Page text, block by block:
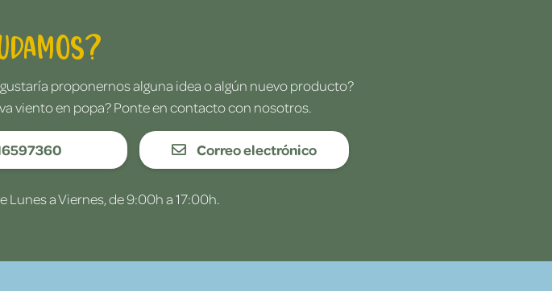
proponernos alguna idea o algún nuevo producto?
viento en popa? Ponte en contacto con nosotros.
Correo electrónico
a Viernes, de 9:00h a 17:00h.